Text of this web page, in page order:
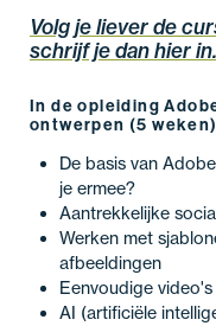
Volg je liever de
schrijf je dan hier in.
In de opleiding
ontwerpen (5
De basis van
je ermee?
Aantrekkelijke
Werken met
afbeeldingen
Eenvoudige
AI (artificiële